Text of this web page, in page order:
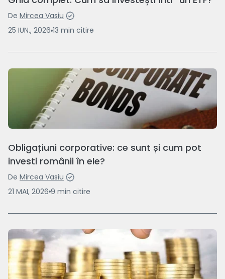
De Mircea Vasiu
25 IUN., 2026 13 min citire
Obligațiuni corporative: ce sunt și cum pot
investi românii în ele?
De Mircea Vasiu
21 MAI, 2026 9 min citire